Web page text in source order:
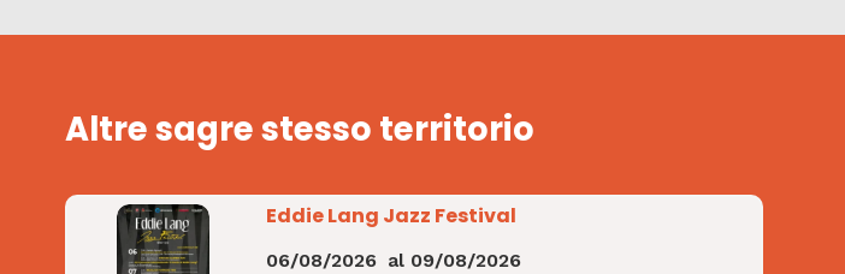
Altre sagre stesso territorio
Eddie Lang Jazz Festival
06/08/2026 al 09/08/2026